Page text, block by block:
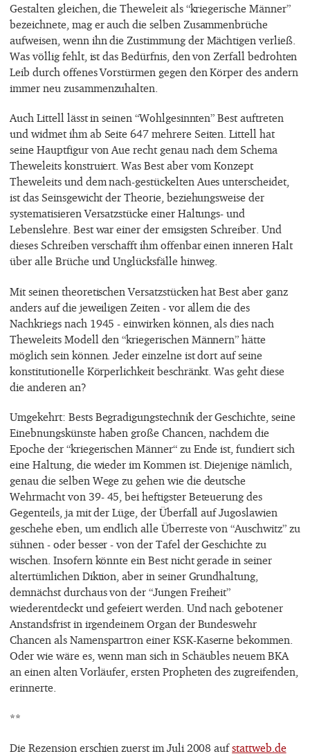
Gestalten gleichen, die Theweleit als “kriegerische Männer”
bezeichnete, mag er auch die selben Zusammenbrüche
aufweisen, wenn ihn die Zustimmung der Mächtigen verließ.
Was völlig fehlt, ist das Bedürfnis, den von Zerfall bedrohten
Leib durch offenes Vorstürmen gegen den Körper des andern
immer neu zusammenzuhalten.
Auch Littell lässt in seinen “Wohlgesinnten” Best auftreten
und widmet ihm ab Seite 647 mehrere Seiten. Littell hat
seine Hauptfigur von Aue recht genau nach dem Schema
Theweleits konstruiert. Was Best aber vom Konzept
Theweleits und dem nach-gestückelten Aues unterscheidet,
ist das Seinsgewicht der Theorie, beziehungsweise der
systematisieren Versatzstücke einer Haltungs- und
Lebenslehre. Best war einer der emsigsten Schreiber. Und
dieses Schreiben verschafft ihm offenbar einen inneren Halt
über alle Brüche und Unglücksfälle hinweg.
Mit seinen theoretischen Versatzstücken hat Best aber ganz
anders auf die jeweiligen Zeiten - vor allem die des
Nachkriegs nach 1945 - einwirken können, als dies nach
Theweleits Modell den “kriegerischen Männern” hätte
möglich sein können. Jeder einzelne ist dort auf seine
konstitutionelle Körperlichkeit beschränkt. Was geht diese
die anderen an?
Umgekehrt: Bests Begradigungstechnik der Geschichte, seine
Einebnungskünste haben große Chancen, nachdem die
Epoche der “kriegerischen Männer“ zu Ende ist, fundiert sich
eine Haltung, die wieder im Kommen ist. Diejenige nämlich,
genau die selben Wege zu gehen wie die deutsche
Wehrmacht von 39- 45, bei heftigster Beteuerung des
Gegenteils, ja mit der Lüge, der Überfall auf Jugoslawien
geschehe eben, um endlich alle Überreste von “Auschwitz” zu
sühnen - oder besser - von der Tafel der Geschichte zu
wischen. Insofern könnte ein Best nicht gerade in seiner
altertümlichen Diktion, aber in seiner Grundhaltung,
demnächst durchaus von der “Jungen Freiheit”
wiederentdeckt und gefeiert werden. Und nach gebotener
Anstandsfrist in irgendeinem Organ der Bundeswehr
Chancen als Namenspartron einer KSK-Kaserne bekommen.
Oder wie wäre es, wenn man sich in Schäubles neuem BKA
an einen alten Vorläufer, ersten Propheten des zugreifenden,
erinnerte.
**
Die Rezension erschien zuerst im Juli 2008 aufstattweb.de